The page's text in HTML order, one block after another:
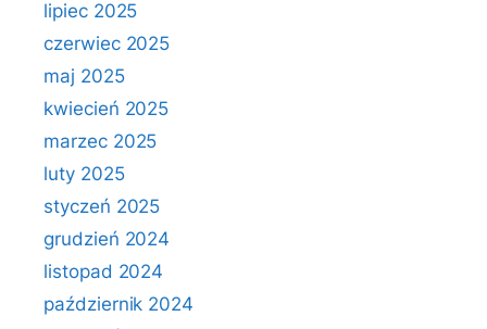
lipiec 2025
czerwiec 2025
maj 2025
kwiecień 2025
marzec 2025
luty 2025
styczeń 2025
grudzień 2024
listopad 2024
październik 2024